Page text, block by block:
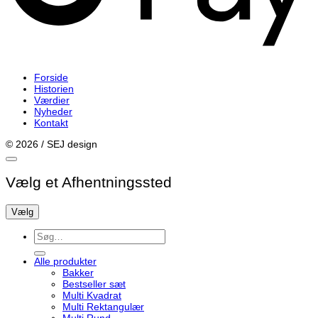
Forside
Historien
Værdier
Nyheder
Kontakt
© 2026 / SEJ design
Vælg et Afhentningssted
Vælg
Søg
efter:
Alle produkter
Bakker
Bestseller sæt
Multi Kvadrat
Multi Rektangulær